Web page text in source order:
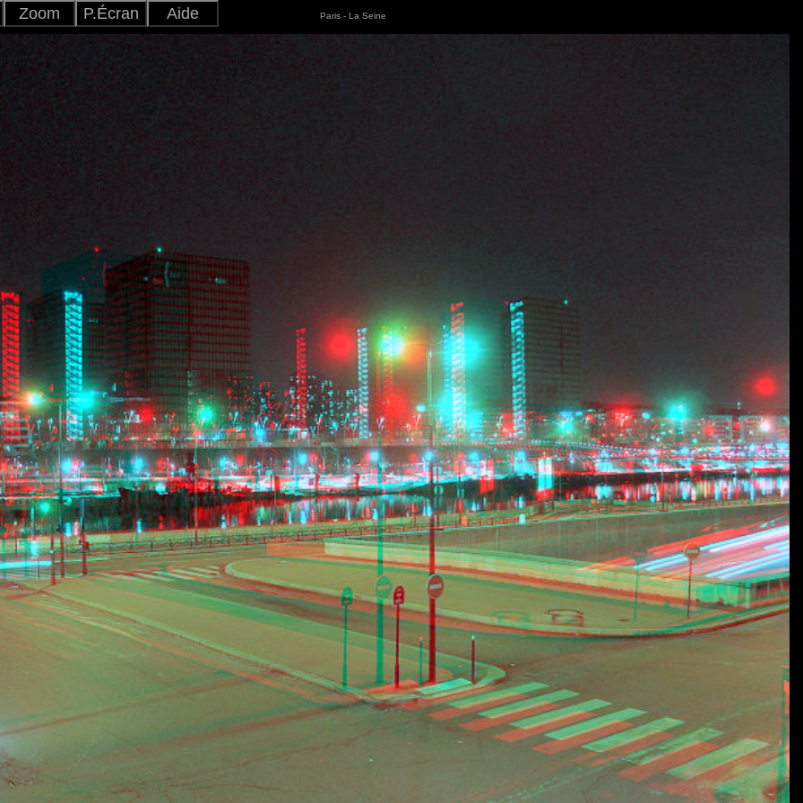
Zoom
Ajuster
+-
P.Écran
Aide
Japonais
Paris - La Seine